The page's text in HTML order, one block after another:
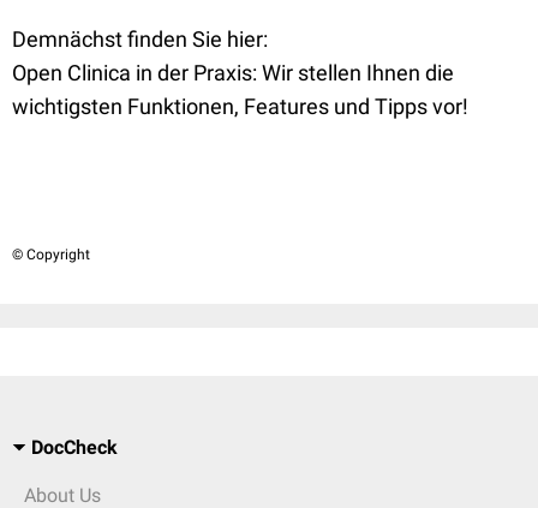
Demnächst finden Sie hier:
Open Clinica in der Praxis: Wir stellen Ihnen die
wichtigsten Funktionen, Features und Tipps vor!
© Copyright
DocCheck
About Us